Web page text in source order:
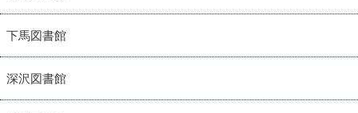
下馬図書館
深沢図書館